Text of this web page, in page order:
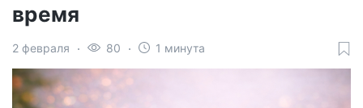
время
2 февраля 80 1 минута